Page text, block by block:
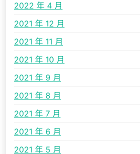
2022 年 4 月
2021 年 12 月
2021 年 11 月
2021 年 10 月
2021 年 9 月
2021 年 8 月
2021 年 7 月
2021 年 6 月
2021 年 5 月